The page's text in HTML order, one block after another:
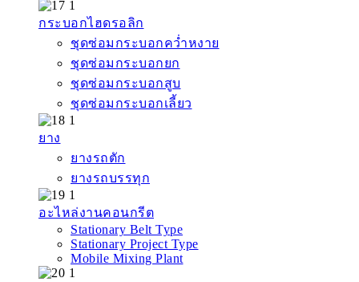
กระบอกไฮดรอลิก
ชุดซ่อมกระบอกคว่ำหงาย
ชุดซ่อมกระบอกยก
ชุดซ่อมกระบอกสูบ
ชุดซ่อมกระบอกเลี้ยว
ยาง
ยางรถตัก
ยางรถบรรทุก
อะไหล่งานคอนกรีต
Stationary Belt Type
Stationary Project Type
Mobile Mixing Plant